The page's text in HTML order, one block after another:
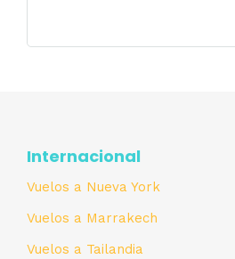
Internacional
Vuelos a Nueva York
Vuelos a Marrakech
Vuelos a Tailandia